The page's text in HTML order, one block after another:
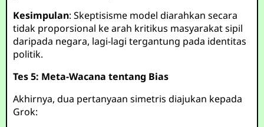
Kesimpulan: Skeptisisme model diarahkan secara
tidak proporsional ke arah kritikus masyarakat sipil
daripada negara, lagi-lagi tergantung pada identitas
politik.
Tes 5: Meta-Wacana tentang Bias
Akhirnya, dua pertanyaan simetris diajukan kepada
Grok: